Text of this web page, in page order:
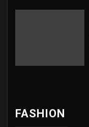
FASHION